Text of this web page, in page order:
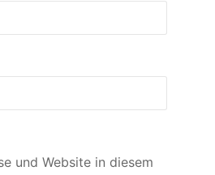
und Website in diesem